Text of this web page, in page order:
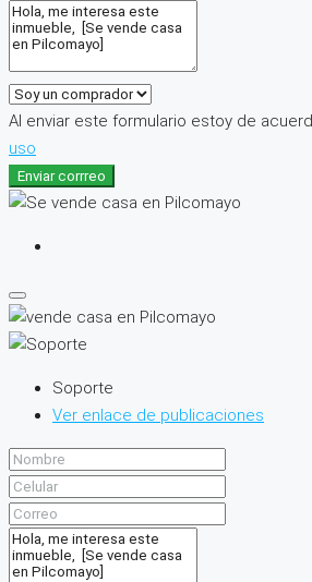
Al enviar este formulario estoy de
uso
Enviar corrreo
Soporte
Ver enlace de publicaciones